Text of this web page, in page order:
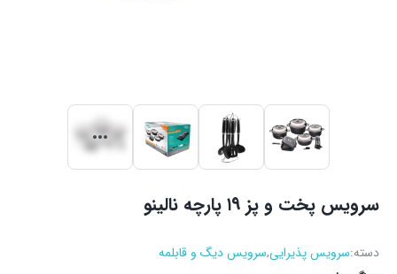
سرویس پخت و پز ۱۹ پارچه نالینو
دسته:سرویس پذیرایی,سرویس دیگ و قابلمه